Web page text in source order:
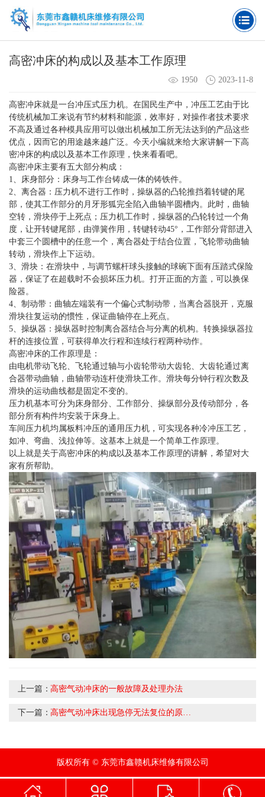
高密冲床的构成以及基本工作原理
1950 2023-11-8
高密冲床就是一台冲压式压力机。在国民生产中，冲压工艺由于比
传统机械加工来说有节约材料和能源，效率好，对操作者技术要求
不高及通过各种模具应用可以做出机械加工所无法达到的产品这些
优点，因而它的用途越来越广泛。今天小编就来给大家讲解一下高
密冲床的构成以及基本工作原理，快来看看吧。
高密冲床主要有五大部分构成：
1、床身部分：床身与工作台铸成一体的铸铁件。
2、离合器：压力机不进行工作时，操纵器的凸轮推挡着转键的尾
部，使其工作部分的月牙形狐完全陷入曲轴半圆槽内。此时，曲轴
空转，滑块停于上死点；压力机工作时，操纵器的凸轮转过一个角
度，让开转键尾部，由弹簧作用，转键转动45°，工作部分背部进入
中套三个圆槽中的任意一个，离合器处于结合位置，飞轮带动曲轴
转动，滑块作上下运动。
3、滑块：在滑块中，与调节螺杆球头接触的球碗下面有压踏式保险
器，保证了在超载时不会损坏压力机。打开正面的方盖，可以换保
险器。
4、制动带：曲轴左端装有一个偏心式制动带，当离合器脱开，克服
滑块往复运动的惯性，保证曲轴停在上死点。
5、操纵器：操纵器时控制离合器结合与分离的机构。转换操纵器拉
杆的连接位置，可获得单次行程和连续行程两种动作。
高密冲床的工作原理是：
由电机带动飞轮、飞轮通过轴与小齿轮带动大齿轮、大齿轮通过离
合器带动曲轴，曲轴带动连杆使滑块工作。滑块每分钟行程次数及
滑块的运动曲线都是固定不变的。
压力机基本可分为床身部分、工作部分、操纵部分及传动部分，各
部分所有构件均安装于床身上。
车间压力机均属板料冲压的通用压力机，可实现各种冷冲压工艺，
如冲、弯曲、浅拉伸等。这基本上就是一个简单工作原理。
以上就是关于高密冲床的构成以及基本工作原理的讲解，希望对大
家有所帮助。
上一篇：高密气动冲床的一般故障及处理办法
下一篇：
版权所有 © 东莞市鑫赣机床维修有限公司